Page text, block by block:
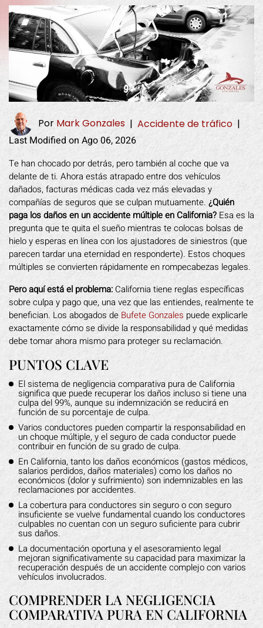
Por Mark Gonzales | Accidente de tráfico|
Last Modified on Ago 06, 2026
Te han chocado por detrás, pero también al coche que va
delante de ti. Ahora estás atrapado entre dos vehículos
dañados, facturas médicas cada vez más elevadas y
compañías de seguros que se culpan mutuamente. ¿Quién
paga los daños en un accidente múltiple en California? Esa es la
pregunta que te quita el sueño mientras te colocas bolsas de
hielo y esperas en línea con los ajustadores de siniestros (que
parecen tardar una eternidad en responderte). Estos choques
múltiples se convierten rápidamente en rompecabezas legales.
Pero aquí está el problema:California tiene reglas específicas
sobre culpa y pago que, una vez que las entiendes, realmente te
benefician. Los abogados de Bufete Gonzales puede explicarle
exactamente cómo se divide la responsabilidad y qué medidas
debe tomar ahora mismo para proteger su reclamación.
PUNTOS CLAVE
El sistema de negligencia comparativa pura de California
significa que puede recuperar los daños incluso si tiene una
culpa del 99%, aunque su indemnización se reducirá en
función de su porcentaje de culpa.
Varios conductores pueden compartir la responsabilidad en
un choque múltiple, y el seguro de cada conductor puede
contribuir en función de su grado de culpa.
En California, tanto los daños económicos (gastos médicos,
salarios perdidos, daños materiales) como los daños no
económicos (dolor y sufrimiento) son indemnizables en las
reclamaciones por accidentes.
La cobertura para conductores sin seguro o con seguro
insuficiente se vuelve fundamental cuando los conductores
culpables no cuentan con un seguro suficiente para cubrir
sus daños.
La documentación oportuna y el asesoramiento legal
mejoran significativamente su capacidad para maximizar la
recuperación después de un accidente complejo con varios
vehículos involucrados.
COMPRENDER LA NEGLIGENCIA
COMPARATIVA PURA EN CALIFORNIA